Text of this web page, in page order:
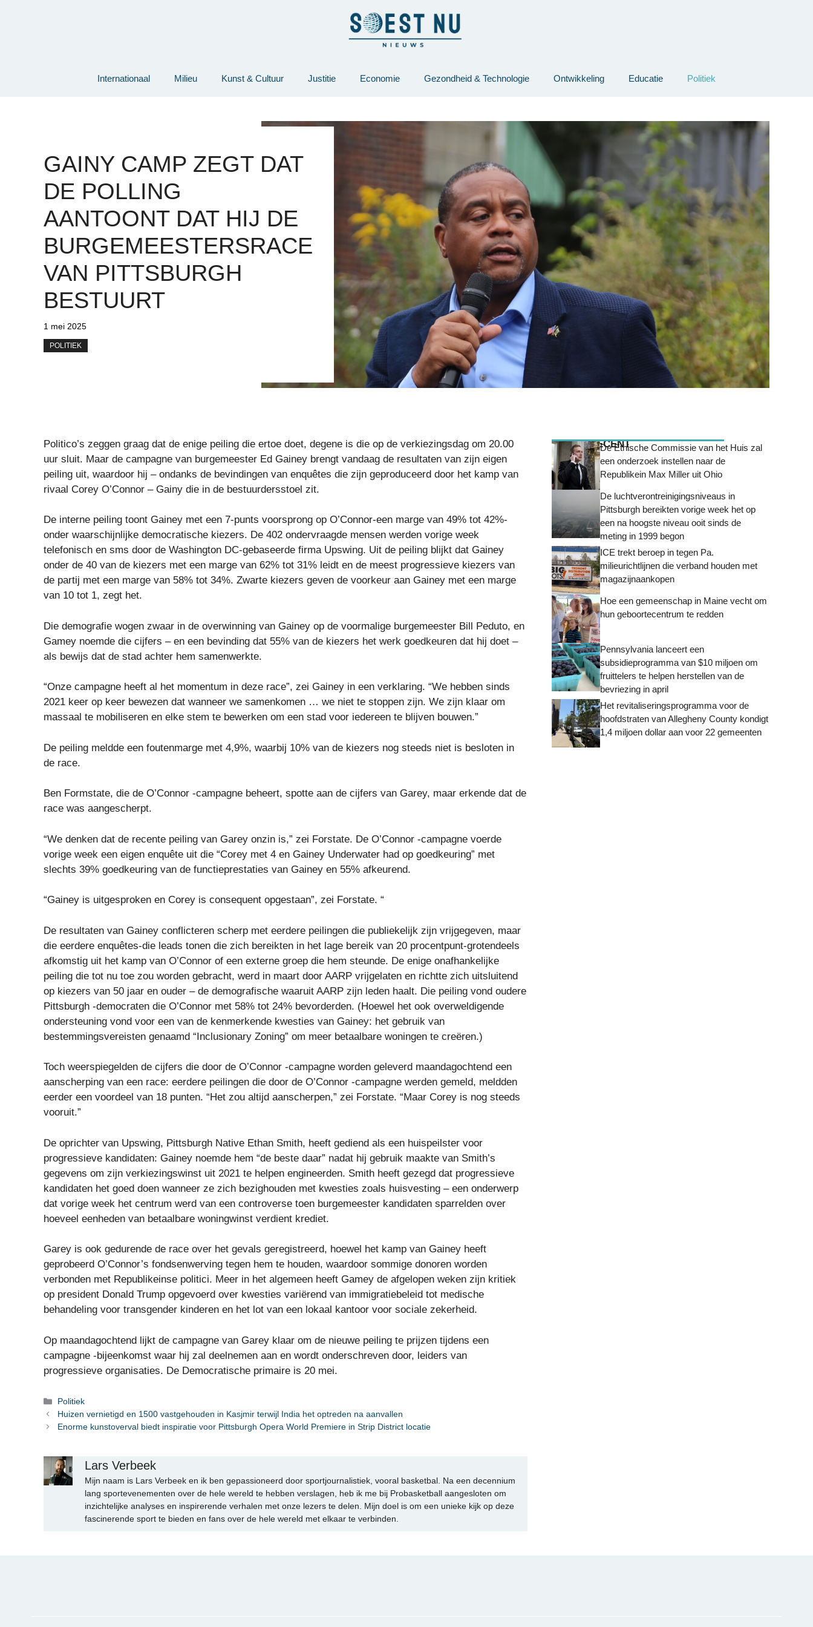
Internationaal Milieu Kunst & Cultuur Justitie Economie Gezondheid & Technologie Ontwikkeling Educatie Politiek
GAINY CAMP ZEGT DAT
DE POLLING
AANTOONT DAT HIJ DE
BURGEMEESTERSRACE
VAN PITTSBURGH
BESTUURT
1 mei 2025
POLITIEK
Politico’s zeggen graag dat de enige peiling die ertoe doet, degene is die op de verkiezingsdag om 20.00
uur sluit. Maar de campagne van burgemeester Ed Gainey brengt vandaag de resultaten van zijn eigen
peiling uit, waardoor hij – ondanks de bevindingen van enquêtes die zijn geproduceerd door het kamp van
rivaal Corey O’Connor – Gainy die in de bestuurdersstoel zit.
De interne peiling toont Gainey met een 7-punts voorsprong op O’Connor-een marge van 49% tot 42%-
onder waarschijnlijke democratische kiezers. De 402 ondervraagde mensen werden vorige week
telefonisch en sms door de Washington DC-gebaseerde firma Upswing. Uit de peiling blijkt dat Gainey
onder de 40 van de kiezers met een marge van 62% tot 31% leidt en de meest progressieve kiezers van
de partij met een marge van 58% tot 34%. Zwarte kiezers geven de voorkeur aan Gainey met een marge
van 10 tot 1, zegt het.
Die demografie wogen zwaar in de overwinning van Gainey op de voormalige burgemeester Bill Peduto, en
Gamey noemde die cijfers – en een bevinding dat 55% van de kiezers het werk goedkeuren dat hij doet –
als bewijs dat de stad achter hem samenwerkte.
“Onze campagne heeft al het momentum in deze race”, zei Gainey in een verklaring. “We hebben sinds
2021 keer op keer bewezen dat wanneer we samenkomen … we niet te stoppen zijn. We zijn klaar om
massaal te mobiliseren en elke stem te bewerken om een ​​stad voor iedereen te blijven bouwen.”
De peiling meldde een foutenmarge met 4,9%, waarbij 10% van de kiezers nog steeds niet is besloten in
de race.
Ben Formstate, die de O’Connor -campagne beheert, spotte aan de cijfers van Garey, maar erkende dat de
race was aangescherpt.
“We denken dat de recente peiling van Garey onzin is,” zei Forstate. De O’Connor -campagne voerde
vorige week een eigen enquête uit die “Corey met 4 en Gainey Underwater had op goedkeuring” met
slechts 39% goedkeuring van de functieprestaties van Gainey en 55% afkeurend.
“Gainey is uitgesproken en Corey is consequent opgestaan”, zei Forstate. “
De resultaten van Gainey conflicteren scherp met eerdere peilingen die publiekelijk zijn vrijgegeven, maar
die eerdere enquêtes-die leads tonen die zich bereikten in het lage bereik van 20 procentpunt-grotendeels
afkomstig uit het kamp van O’Connor of een externe groep die hem steunde. De enige onafhankelijke
peiling die tot nu toe zou worden gebracht, werd in maart door AARP vrijgelaten en richtte zich uitsluitend
op kiezers van 50 jaar en ouder – de demografische waaruit AARP zijn leden haalt. Die peiling vond oudere
Pittsburgh -democraten die O’Connor met 58% tot 24% bevorderden. (Hoewel het ook overweldigende
ondersteuning vond voor een van de kenmerkende kwesties van Gainey: het gebruik van
bestemmingsvereisten genaamd “Inclusionary Zoning” om meer betaalbare woningen te creëren.)
Toch weerspiegelden de cijfers die door de O’Connor -campagne worden geleverd maandagochtend een
aanscherping van een race: eerdere peilingen die door de O’Connor -campagne werden gemeld, meldden
eerder een voordeel van 18 punten. “Het zou altijd aanscherpen,” zei Forstate. “Maar Corey is nog steeds
vooruit.”
De oprichter van Upswing, Pittsburgh Native Ethan Smith, heeft gediend als een huispeilster voor
progressieve kandidaten: Gainey noemde hem “de beste daar” nadat hij gebruik maakte van Smith’s
gegevens om zijn verkiezingswinst uit 2021 te helpen engineerden. Smith heeft gezegd dat progressieve
kandidaten het goed doen wanneer ze zich bezighouden met kwesties zoals huisvesting – een onderwerp
dat vorige week het centrum werd van een controverse toen burgemeester kandidaten sparrelden over
hoeveel eenheden van betaalbare woningwinst verdient krediet.
Garey is ook gedurende de race over het gevals geregistreerd, hoewel het kamp van Gainey heeft
geprobeerd O’Connor’s fondsenwerving tegen hem te houden, waardoor sommige donoren worden
verbonden met Republikeinse politici. Meer in het algemeen heeft Gamey de afgelopen weken zijn kritiek
op president Donald Trump opgevoerd over kwesties variërend van immigratiebeleid tot medische
behandeling voor transgender kinderen en het lot van een lokaal kantoor voor sociale zekerheid.
Op maandagochtend lijkt de campagne van Garey klaar om de nieuwe peiling te prijzen tijdens een
campagne -bijeenkomst waar hij zal deelnemen aan en wordt onderschreven door, leiders van
progressieve organisaties. De Democratische primaire is 20 mei.
Categorieën
Politiek
Huizen vernietigd en 1500 vastgehouden in Kasjmir terwijl India het optreden na aanvallen
Enorme kunstoverval biedt inspiratie voor Pittsburgh Opera World Premiere in Strip District locatie
Lars Verbeek
Mijn naam is Lars Verbeek en ik ben gepassioneerd door sportjournalistiek, vooral basketbal. Na een decennium
lang sportevenementen over de hele wereld te hebben verslagen, heb ik me bij Probasketball aangesloten om
inzichtelijke analyses en inspirerende verhalen met onze lezers te delen. Mijn doel is om een unieke kijk op deze
fascinerende sport te bieden en fans over de hele wereld met elkaar te verbinden.
MEEST RECENTDe Ethische Commissie van het Huis zal
een onderzoek instellen naar de
Republikein Max Miller uit Ohio
De luchtverontreinigingsniveaus in
Pittsburgh bereikten vorige week het op
een na hoogste niveau ooit sinds de
meting in 1999 begon
ICE trekt beroep in tegen Pa.
milieurichtlijnen die verband houden met
magazijnaankopen
Hoe een gemeenschap in Maine vecht om
hun geboortecentrum te redden
Pennsylvania lanceert een
subsidieprogramma van $10 miljoen om
fruittelers te helpen herstellen van de
bevriezing in april
Het revitaliseringsprogramma voor de
hoofdstraten van Allegheny County kondigt
1,4 miljoen dollar aan voor 22 gemeenten